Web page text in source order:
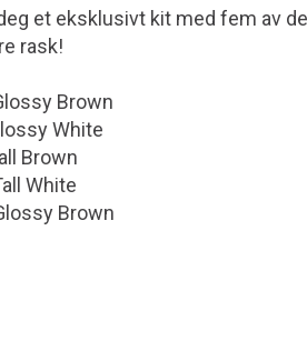
et eksklusivt kit med fem av
rask!
Brown
White
Brown
White
Brown